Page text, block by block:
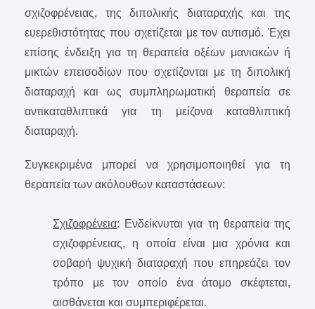
σχιζοφρένειας, της διπολικής διαταραχής και της
ευερεθιστότητας που σχετίζεται με τον αυτισμό. Έχει
επίσης ένδειξη για τη θεραπεία οξέων μανιακών ή
μικτών επεισοδίων που σχετίζονται με τη διπολική
διαταραχή και ως συμπληρωματική θεραπεία σε
αντικαταθλιπτικά για τη μείζονα καταθλιπτική
διαταραχή.
Συγκεκριμένα μπορεί να χρησιμοποιηθεί για τη
θεραπεία των ακόλουθων καταστάσεων:
Σχιζοφρένεια: Ενδείκνυται για τη θεραπεία της
σχιζοφρένειας, η οποία είναι μια χρόνια και
σοβαρή ψυχική διαταραχή που επηρεάζει τον
τρόπο με τον οποίο ένα άτομο σκέφτεται,
αισθάνεται και συμπεριφέρεται.